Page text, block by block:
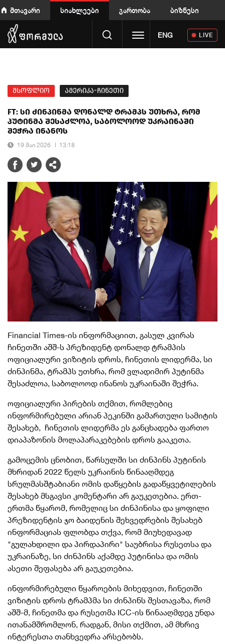
მთავარი სიახლეები გართობა ბიზნესი
Toggle navigation
ENG LIVE
მსოფლიო ამერიკა-ჩინეთი
FT: სი ძინპინმა დონალდ ტრამპს უთხრა, რომ
პუტინმა შესაძლოა, საბოლოოდ უკრაინაში
შეჭრა ინანოს
19 მაი 2026 13:18
Financial Times-ის ინფორმაციით, გასულ კვირას
ჩინეთში აშშ-ს პრეზიდენტ დონალდ ტრამპის
ოფიციალური ვიზიტის დროს, ჩინეთის ლიდერმა, სი
ძინპინმა, ტრამპს უთხრა, რომ ვლადიმირ პუტინმა
შესაძლოა, საბოლოოდ ინანოს უკრაინაში შეჭრა.
ოფიციალური პირების თქმით, რომლებიც
ინფორმირებული არიან პეკინში გამართული სამიტის
შესახებ, ჩინეთის ლიდერმა ეს განცხადება ფართო
დიაპაზონის მოლაპარაკებების დროს გააკეთა.
გამოცემის ცნობით, წარსულში სი ძინპინს პუტინის
მხრიდან 2022 წელს უკრაინის წინააღმდეგ
სრულმასშტაბიანი ომის დაწყების გადაწყვეტილების
შესახებ მსგავსი კომენტარი არ გაუკეთებია. ერთ-
ერთმა წყარომ, რომელიც სი ძინპინისა და ყოფილი
პრეზიდენტის ჯო ბაიდენის შეხვედრების შესახებ
ინფორმაციას ფლობდა თქვა, რომ მიუხედავად
"გულახდილი და პირდაპირი" საუბრისა რუსეთსა და
უკრაინაზე, სი ძინპინს აქამდე პუტინისა და ომის
ასეთი შეფასება არ გაუკეთებია.
ინფორმირებული წყაროების მიხედვით, ჩინეთში
ვიზიტის დროს ტრამპმა სი ძინპინს შესთავაზა, რომ
აშშ-მ, ჩინეთმა და რუსეთმა ICC-ის წინააღმდეგ უნდა
ითანამშრომლონ, რადგან, მისი თქმით, ამ მხრივ
ინტერესთა თანხვედრა არსებობს.